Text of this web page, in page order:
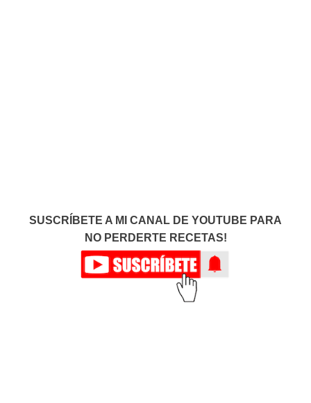
SUSCRÍBETE A MI CANAL DE YOUTUBE PARA
NO PERDERTE RECETAS!